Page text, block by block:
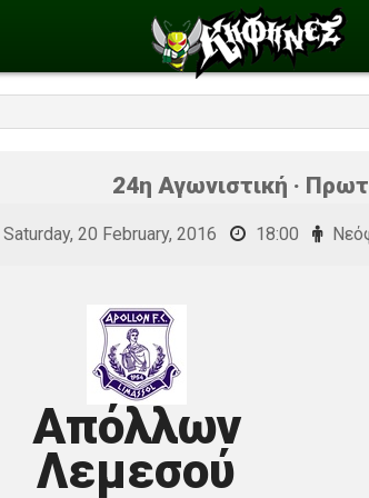
24η Αγωνιστική ·
Saturday, 20 February, 2016 18:00
Απόλλων
Λεμεσού